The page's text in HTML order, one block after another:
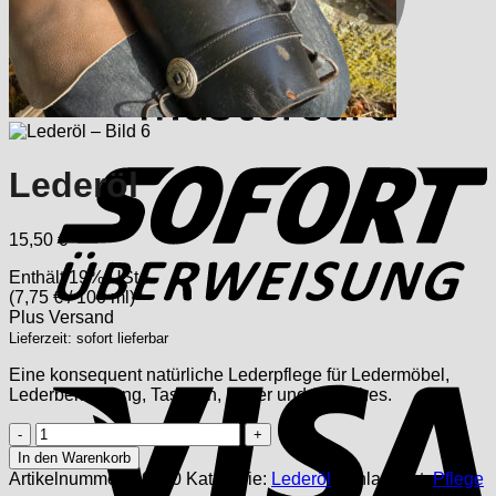
Lederöl
15,50€
Enthält 19% USt.
(7,75 €/ 100 ml)
Plus Versand
Lieferzeit: sofort lieferbar
Eine konsequent natürliche Lederpflege für Ledermöbel,
Lederbekleidung, Taschen, Koffer und ähnliches.
Lederöl
Menge
In den Warenkorb
Artikelnummer: 30200 Kategorie: Lederöl Schlagwort:Pflege